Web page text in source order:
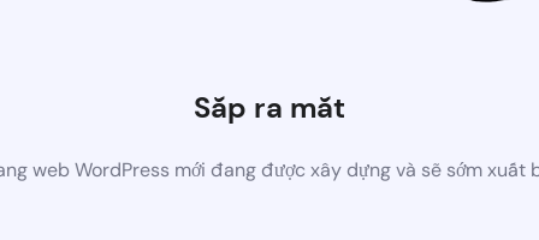
Sắp ra mắt
web WordPress mới đang được xây dựng và sẽ sớm xuất